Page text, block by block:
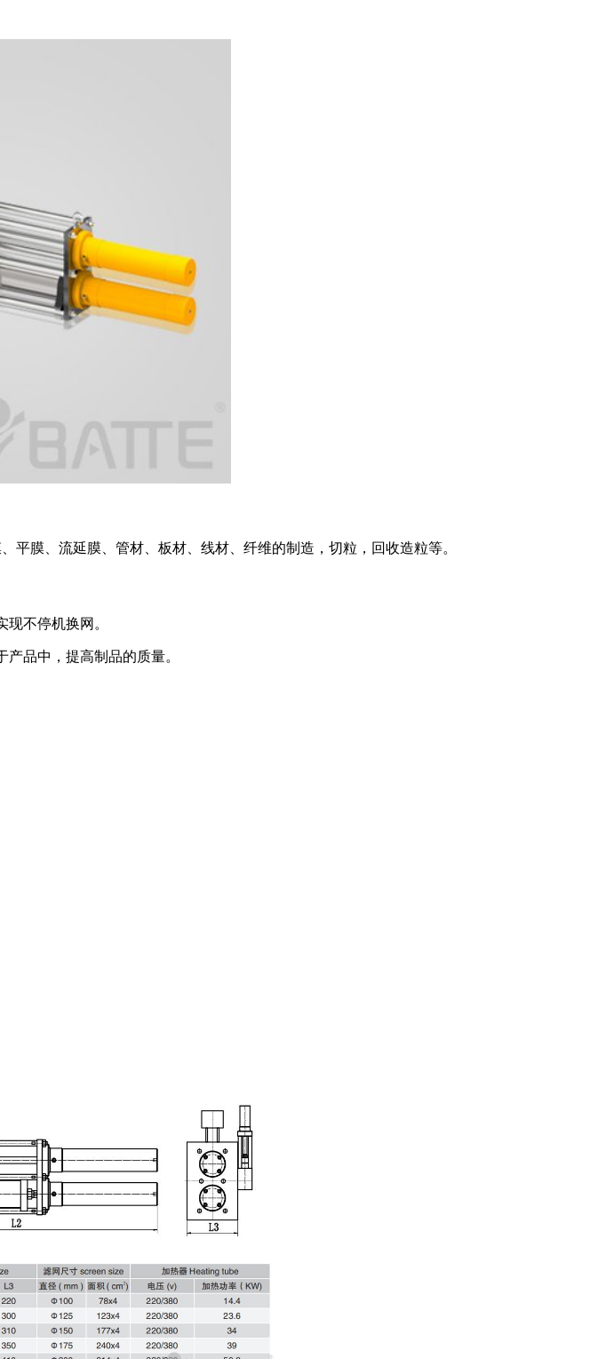
膜、流延膜、管材、板材、线材、纤维的制造，切粒，回收造粒等。
不停机换网。
品中，提高制品的质量。